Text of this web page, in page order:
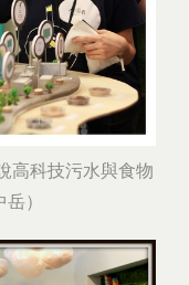
高科技污水與食物
）